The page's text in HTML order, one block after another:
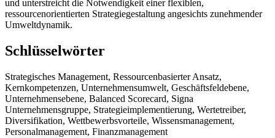
und unterstreicht die Notwendigkeit einer flexiblen,
ressourcenorientierten Strategiegestaltung angesichts zunehmender
Umweltdynamik.
Schlüsselwörter
Strategisches Management, Ressourcenbasierter Ansatz,
Kernkompetenzen, Unternehmensumwelt, Geschäftsfeldebene,
Unternehmensebene, Balanced Scorecard, Signa
Unternehmensgruppe, Strategieimplementierung, Wertetreiber,
Diversifikation, Wettbewerbsvorteile, Wissensmanagement,
Personalmanagement, Finanzmanagement